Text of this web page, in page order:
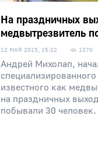
На праздничных
медвытрезвитель
12 МАЯ 2015, 15:32 1370
Андрей Михолап,
известного как
на праздничных
побывали 30 человек.